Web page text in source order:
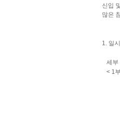
신입
많은
1. 일
세부
< 1
-
-